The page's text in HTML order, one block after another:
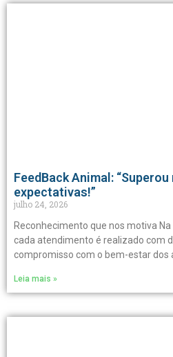
FeedBack Animal: “Superou
expectativas!”
julho 24, 2026
Reconhecimento que nos motiva
cada atendimento é realizado com
compromisso com o bem-estar dos
Leia mais »